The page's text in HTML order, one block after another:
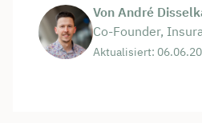
Von André
Co-Founder,
Aktualisiert: